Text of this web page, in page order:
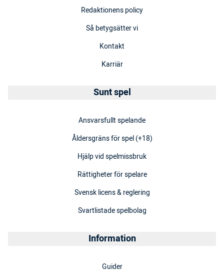
Redaktionens policy
Så betygsätter vi
Kontakt
Karriär
Sunt spel
Ansvarsfullt spelande
Åldersgräns för spel (+18)
Hjälp vid spelmissbruk
Rättigheter för spelare
Svensk licens & reglering
Svartlistade spelbolag
Information
Guider